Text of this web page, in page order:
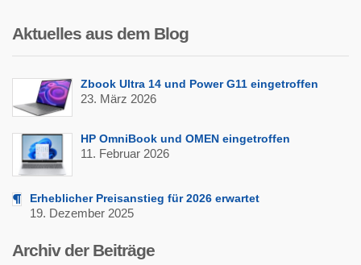
Aktuelles aus dem Blog
Zbook Ultra 14 und Power G11 eingetroffen
23. März 2026
HP OmniBook und OMEN eingetroffen
11. Februar 2026
Erheblicher Preisanstieg für 2026 erwartet
19. Dezember 2025
Archiv der Beiträge